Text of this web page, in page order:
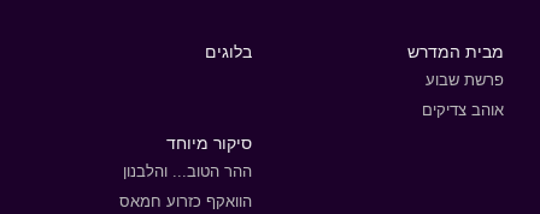
מבית המדרש
פרשת שבוע
אוהב צדיקים
בלוגים
סיקור מיוחד
ההר הטוב... והלבנון
הוואקף כזרוע חמאס